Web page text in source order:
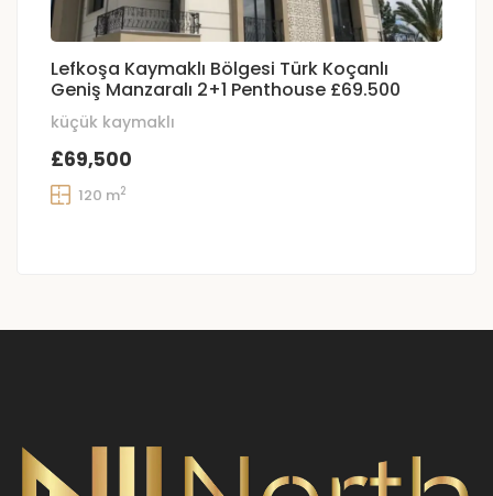
Lefkoşa Kaymaklı Bölgesi Türk Koçanlı
Geniş Manzaralı 2+1 Penthouse £69.500
küçük kaymaklı
£69,500
120 m2